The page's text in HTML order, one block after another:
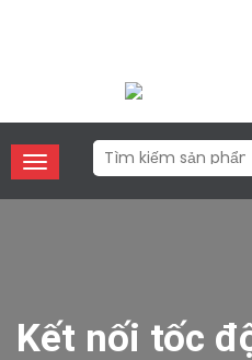
Kết nối tốc